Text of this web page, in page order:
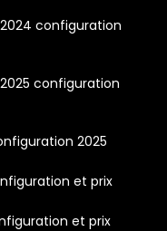
2024 configuration
configuration
2025
et prix
et prix